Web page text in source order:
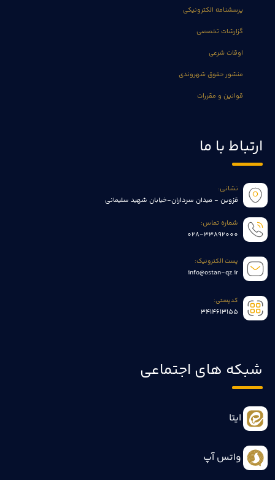
پرسشنامه الکترونیکی
گزارشات تخصصی
اوقات شرعی
منشور حقوق شهروندی
قوانین و مقررات
ارتباط با ما
نشانی:
قزوین - میدان سرداران-خیابان شهید سلیمانی
شماره تماس:
028-33892000
پست الکترونیک:
info@ostan-qz.ir
کدپستی:
3414613155
شبکه های اجتماعی
ایتا
واتس آپ